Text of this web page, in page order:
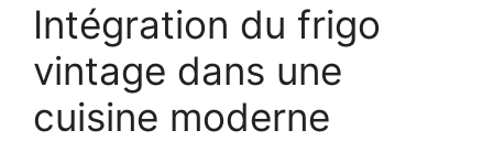
Intégration du frigo
vintage dans une
cuisine moderne